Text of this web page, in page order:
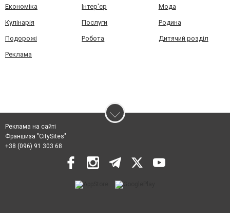
Економіка Інтер'єр Мода
Кулінарія Послуги Родина
Подорожі Робота Дитячий розділ
Реклама
Реклама на сайті
Франшиза "CitySites"
+38 (096) 91 303 68